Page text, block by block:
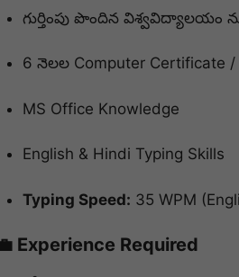
గుర్తింపు పొందిన విశ్వవిద్యాలయం
6 నెలల Computer Certificate /
MS Office Knowledge
English & Hindi Typing Skills
Typing Speed: 35 WPM
Experience Required